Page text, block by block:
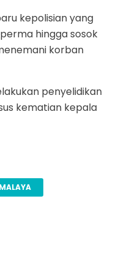
kepolisian yang
hingga sosok
korban
penyelidikan
kematian kepala